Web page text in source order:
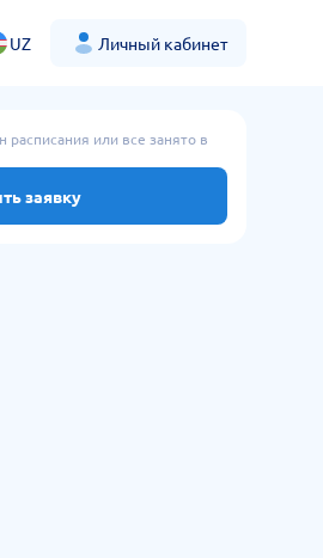
UZ Личный кабинет
расписания или все занято в
заявку